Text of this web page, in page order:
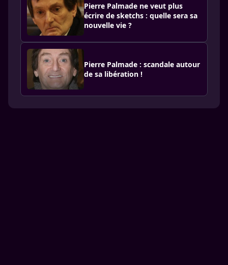
Pierre Palmade ne veut plus
écrire de sketchs : quelle sera sa
nouvelle vie ?
Pierre Palmade : scandale autour
de sa libération !